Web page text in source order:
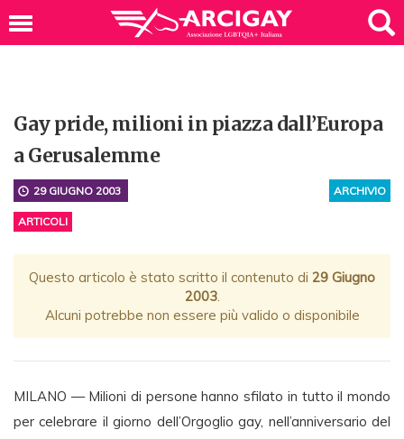
Gay pride, milioni in piazza dall’Europa
a Gerusalemme
ARCHIVIO
29 GIUGNO 2003
ARTICOLI
Questo articolo è stato scritto il contenuto di 29 Giugno
2003.
Alcuni potrebbe non essere più valido o disponibile
MILANO — Milioni di persone hanno sfilato in tutto il mondo
per celebrare il giorno dell’Orgoglio gay, nell’anniversario del